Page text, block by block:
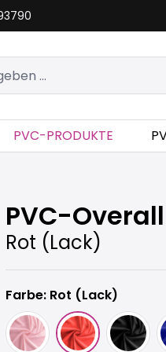
PVC-PRODUKTE
PVC-Overall
Rot (Lack)
Farbe: Rot (Lack)